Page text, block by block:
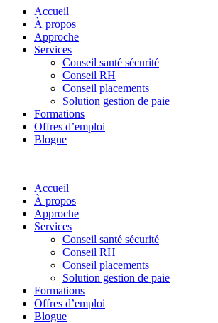
Accueil
À propos
Approche
Services
Conseil santé sécurité
Conseil RH
Conseil placements
Solution gestion de paie
Formations
Offres d’emploi
Blogue
Accueil
À propos
Approche
Services
Conseil santé sécurité
Conseil RH
Conseil placements
Solution gestion de paie
Formations
Offres d’emploi
Blogue